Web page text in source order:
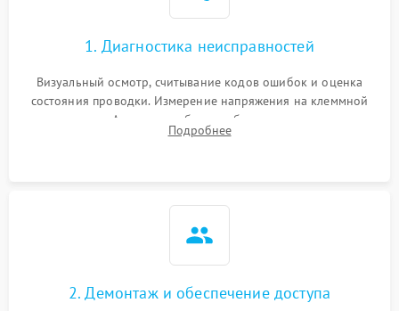
1. Диагностика неисправностей
Визуальный осмотр, считывание кодов ошибок и оценка
состояния проводки. Измерение напряжения на клеммной
колодке. Анализ жалоб на проблемы с нагревом,
конвекцией, панелью управления или блокировкой дверцы.
Подробнее
2. Демонтаж и обеспечение доступа